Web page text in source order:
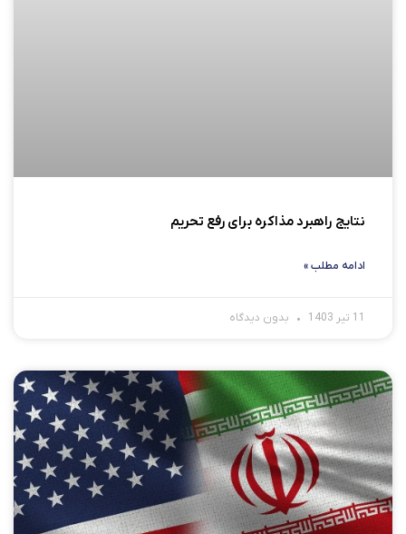
نتایج راهبرد مذاکره برای رفع تحریم
ادامه مطلب »
11 تیر 1403 بدون دیدگاه